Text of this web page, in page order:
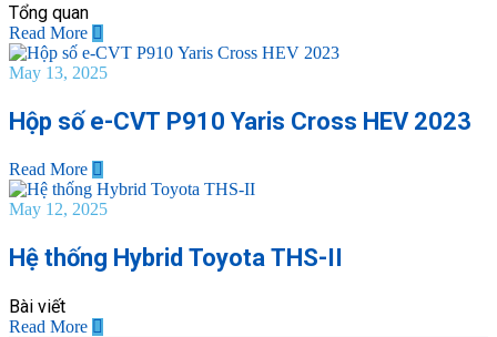
Tổng quan
Read More
May 13, 2025
Hộp số e-CVT P910 Yaris Cross HEV 2023
Read More
May 12, 2025
Hệ thống Hybrid Toyota THS-II
Bài viết
Read More